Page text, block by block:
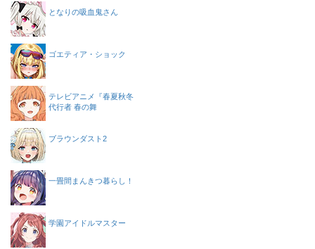
となりの吸血鬼さん
ゴエティア・ショック
テレビアニメ『春夏秋冬
代行者 春の舞
ブラウンダスト2
一畳間まんきつ暮らし！
学園アイドルマスター